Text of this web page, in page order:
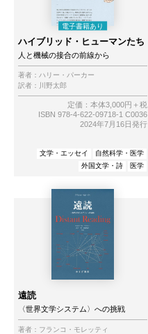
ハイブリッド・ヒューマンたち
人と機械の接合の前線から
著者： ハリー・パーカー
訳者：
川野太郎
定価：本体3,000円＋税
ISBN 978-4-622-09718-1 C0036
2024年7月16日発行
文学・エッセイ
自然科学・医学
外国文学・詩
医学
遠読
〈世界文学システム〉への挑戦
著者： フランコ・モレッティ